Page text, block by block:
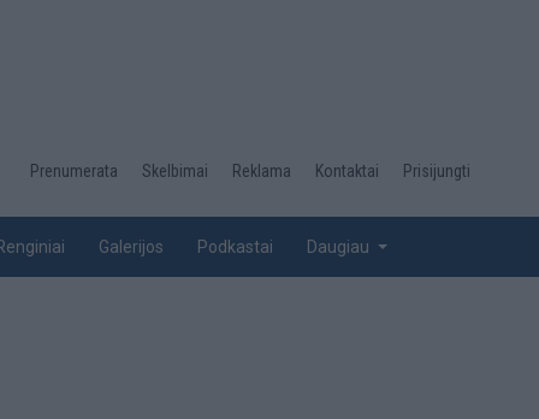
Desktop
top
Prenumerata Skelbimai Reklama Kontaktai Prisijungti
Galerijos Podkastai Daugiau